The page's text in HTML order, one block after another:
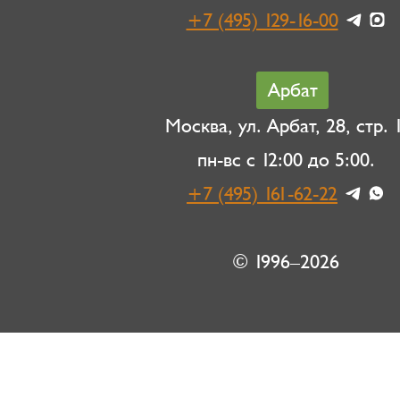
+7 (495) 129-16-00
Арбат
Москва, ул. Арбат, 28, стр.
пн-вс с 12:00 до 5:00.
+7 (495) 161-62-22
© 1996–2026